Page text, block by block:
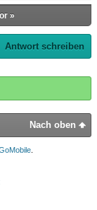
»
Antwort schreiben
Nach oben
.